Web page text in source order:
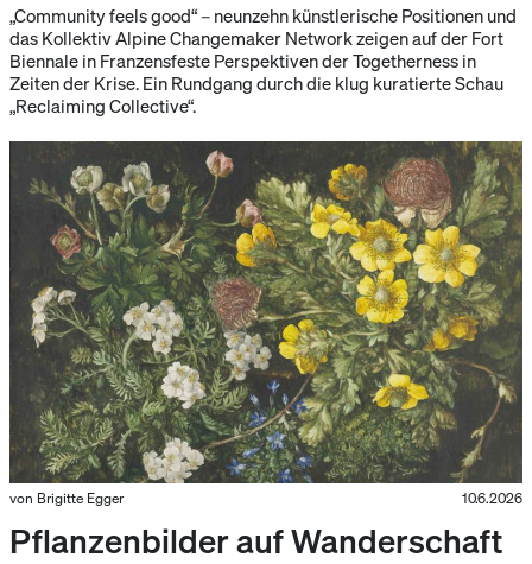
„Community feels good“ – neunzehn künstlerische Positionen und
das Kollektiv Alpine Changemaker Network zeigen auf der Fort
Biennale in Franzensfeste Perspektiven der Togetherness in
Zeiten der Krise. Ein Rundgang durch die klug kuratierte Schau
„Reclaiming Collective“.
von Brigitte Egger 10.6.2026
Pflanzenbilder auf Wanderschaft